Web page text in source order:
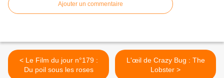
Ajouter un commentaire
< Le Film du jour n°179 :
Du poil sous les roses
L'œil de Crazy Bug : The
Lobster >